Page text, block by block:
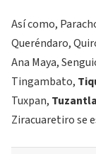
Así como,
Queréndaro,
Ana Maya,
Tingambato,
Tuxpan,
Ziracuaretiro se